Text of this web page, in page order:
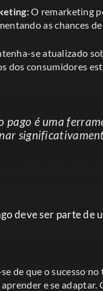
O remarketing
as chances
se atualizado
dos consumidores
pago é uma
deve ser parte de
de que o sucesso
e se